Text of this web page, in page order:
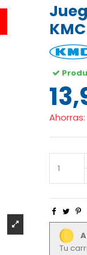
KMC
Ahorras:
Tu